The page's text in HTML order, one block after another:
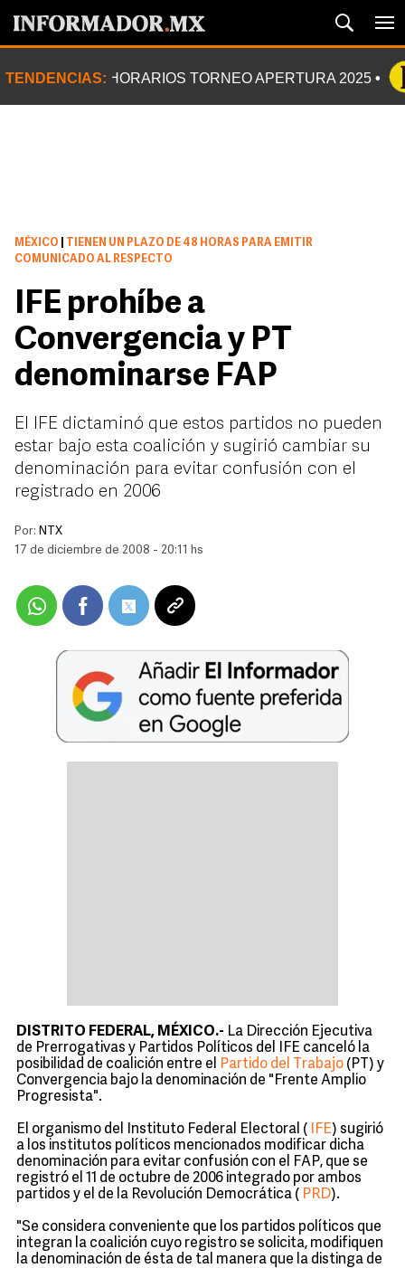
TENDENCIAS: HORARIOS TORNEO APERTURA 2025
MÉXICO
TIENEN UN PLAZO DE 48 HORAS PARA EMITIR
COMUNICADO AL RESPECTO
IFE prohíbe a
Convergencia y PT
denominarse FAP
El IFE dictaminó que estos partidos no pueden
estar bajo esta coalición y sugirió cambiar su
denominación para evitar confusión con el
registrado en 2006
Por: NTX
17 de diciembre de 2008 - 20:11 hs
DISTRITO FEDERAL, MÉXICO.- La Dirección Ejecutiva
de Prerrogativas y Partidos Políticos del IFE canceló la
posibilidad de coalición entre el
Partido del Trabajo (PT) y
Convergencia bajo la denominación de "Frente Amplio
Progresista".
El organismo del Instituto Federal Electoral ( IFE) sugirió
a los institutos políticos mencionados modificar dicha
denominación para evitar confusión con el FAP, que se
registró el 11 de octubre de 2006 integrado por ambos
partidos y el de la Revolución Democrática ( PRD).
"Se considera conveniente que los partidos políticos que
integran la coalición cuyo registro se solicita, modifiquen
la denominación de ésta de tal manera que la distinga de